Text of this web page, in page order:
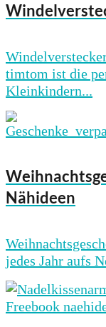
timtom ist die
Kleinkindern...
Nähideen
jedes Jahr aufs